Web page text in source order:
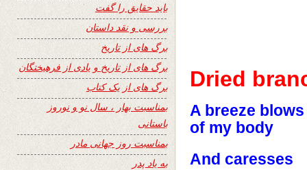
Dried
A breeze
of my body
And caresses
باید حقایق را گفت
بررسی و نقد داستان
برگ های از تاریخ
برگ های از تاریخ و یادی از فرهیختگان
برگ های از یک کتاب
بمناسبت بهار ، سال نو و نوروز
باستانی
بمناسبت روز جهانی مادر
به یاد پدر